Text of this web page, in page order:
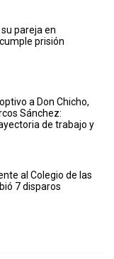
pareja en
prisión
a Don Chicho,
Sánchez:
de trabajo y
al Colegio de las
7 disparos